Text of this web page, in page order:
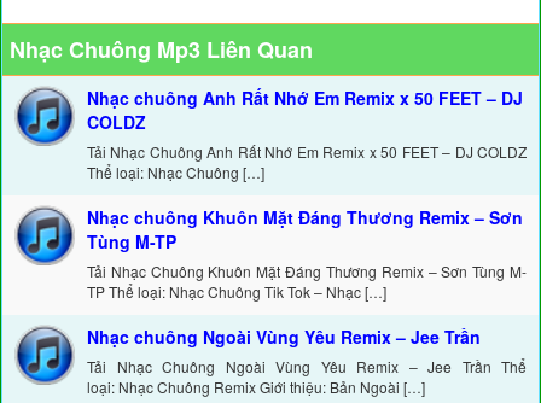
Nhạc Chuông Mp3 Liên Quan
Nhạc chuông Anh Rất Nhớ Em Remix x 50 FEET – DJ
COLDZ
Tải Nhạc Chuông Anh Rất Nhớ Em Remix x 50 FEET – DJ COLDZ
Thể loại: Nhạc Chuông […]
Nhạc chuông Khuôn Mặt Đáng Thương Remix – Sơn
Tùng M-TP
Tải Nhạc Chuông Khuôn Mặt Đáng Thương Remix – Sơn Tùng M-
TP Thể loại: Nhạc Chuông Tik Tok – Nhạc […]
Nhạc chuông Ngoài Vùng Yêu Remix – Jee Trần
Tải Nhạc Chuông Ngoài Vùng Yêu Remix – Jee Trần Thể
loại: Nhạc Chuông Remix Giới thiệu: Bản Ngoài […]